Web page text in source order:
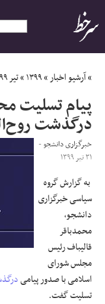
ایران
سیاسی
اقتصاد
جهان
اجتماعی
حوادث
علوم و فن آوری
»آرشیو اخبار»۱۳۹۹»تیر ۱۳۹۹
پیام تسلیت
درگذشت
خبرگزاری دانشجو-
۳۱ تیر ۱۳۹۹
به گزارش گروه
سیاسی خبرگزاری
دانشجو،
محمدباقر
قالیباف رئیس
مجلس شورای
اسلامی با صدور پیامی
تسلیت گفت.